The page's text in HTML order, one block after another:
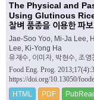
The Physical and
Using Glutinous
찰벼 품종을 이용한 파
Jae-Soo Yoo, Mi-Ja Lee,
Lee, Ki-Yong Ha
유재수, 이미자, 박현수, 조영
Food Eng. Prog.
https://doi.org/10.13050/
HTML PDF